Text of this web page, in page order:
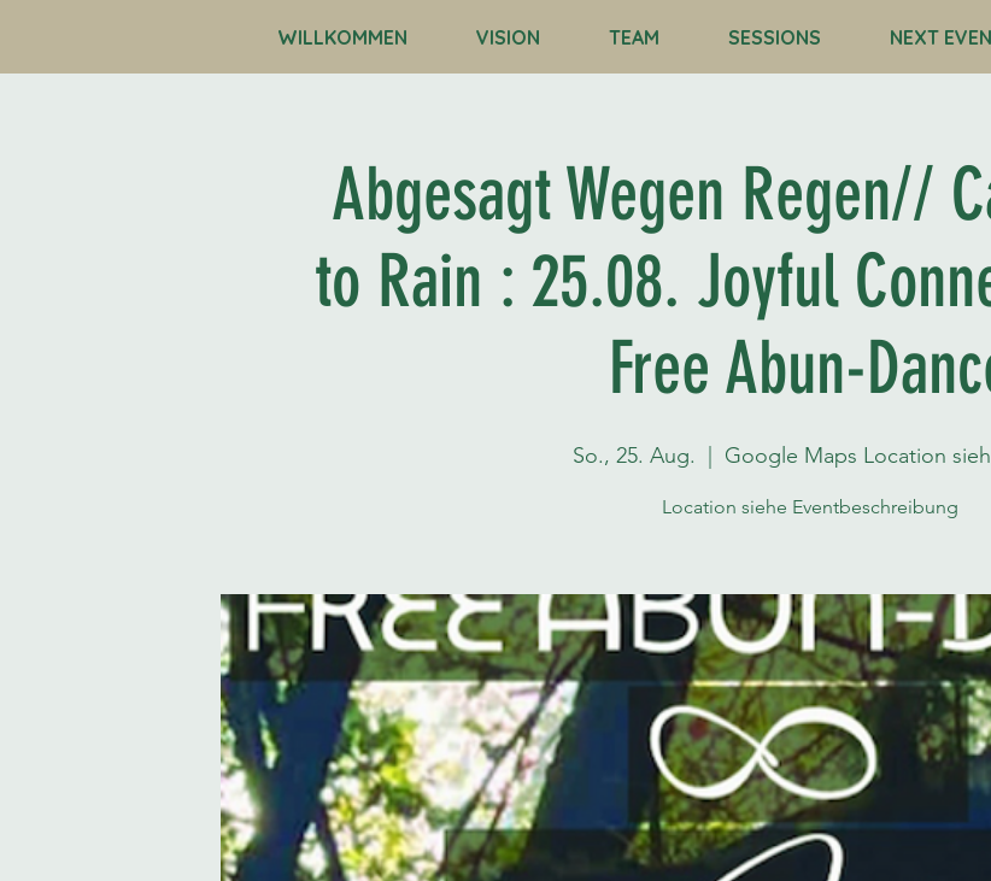
WILLKOMMEN VISION TEAM SESSIONS NEXT
Abgesagt Wegen Regen//
to Rain : 25.08. Joyful
Free Abun-
So., 25. Aug. Google Maps Location
Location siehe Eventbeschreibung